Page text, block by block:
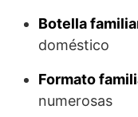
Botella
doméstico
Formato
numerosas